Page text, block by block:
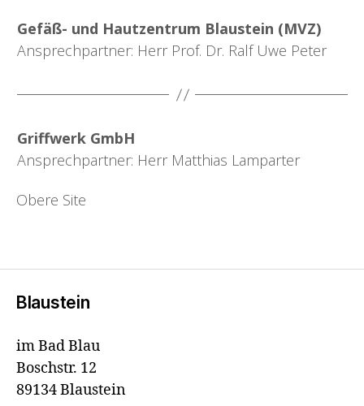
Gefäß- und Hautzentrum Blaustein (MVZ)
Ansprechpartner: Herr Prof. Dr. Ralf Uwe Peter
Griffwerk GmbH
Ansprechpartner: Herr Matthias Lamparter
Obere Site
Blaustein
im Bad Blau
Boschstr. 12
89134 Blaustein